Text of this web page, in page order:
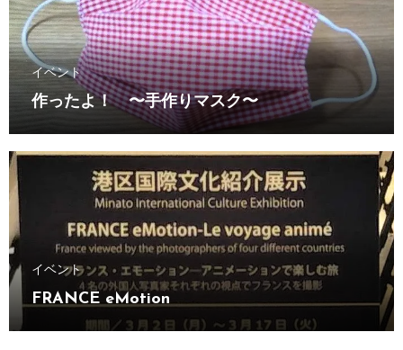
イベント
作ったよ！ 〜手作りマスク〜
イベント
FRANCE eMotion